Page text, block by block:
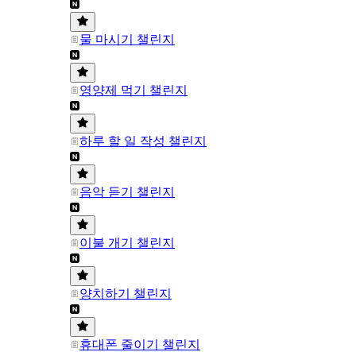
물 마시기 챌린지
영양제 먹기 챌린지
하루 할 일 작성 챌린지
음악 듣기 챌린지
이불 개기 챌린지
양치하기 챌린지
휴대폰 줄이기 챌린지